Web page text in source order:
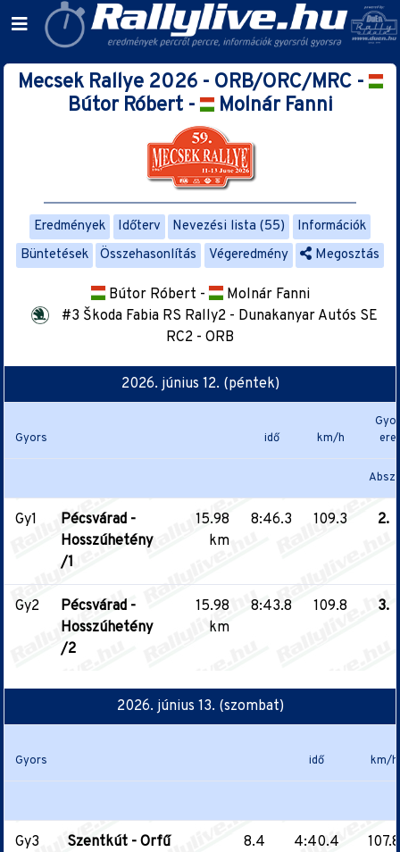
Mecsek Rallye 2026 - ORB/ORC/MRC -
Bútor Róbert -
Molnár Fanni
Eredmények Időterv Nevezési lista (55)
Információk
Büntetések
Összehasonlítás Végeredmény Megosztás
Bútor Róbert -
Molnár Fanni
#3 Škoda Fabia RS Rally2 - Dunakanyar Autós SE
RC2 - ORB
2026. június 12. (péntek)
Gyors idő km/h
Absz.
Gy1
Pécsvárad -
Hosszúhetény
/1
15.98
km
8:46.3 109.3 2.
Gy2
Pécsvárad -
Hosszúhetény
/2
15.98
km
8:43.8 109.8 3.
2026. június 13. (szombat)
Gyors idő km/h
Gy3
Szentkút - Orfű
8.4
4:40.4 107.8